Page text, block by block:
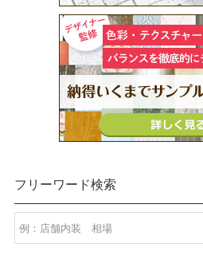
フリーワード検索